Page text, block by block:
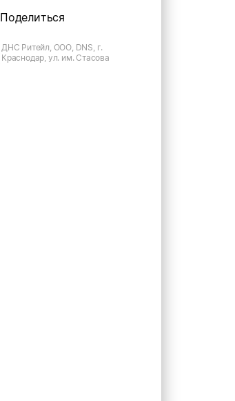
Поделиться
ДНС Ритейл, ООО, DNS, г.
Краснодар, ул. им. Стасова